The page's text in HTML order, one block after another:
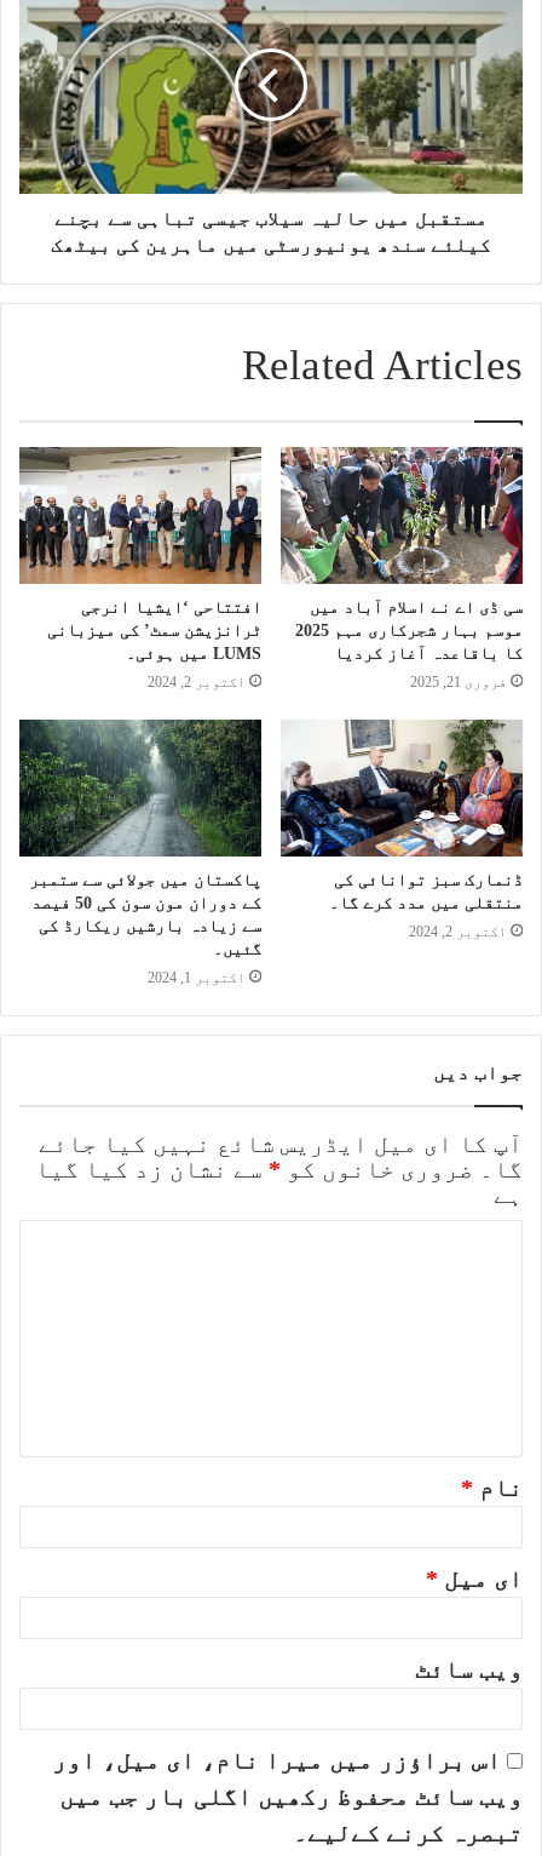
مستقبل میں حالیہ سیلاب جیسی تباہی سے بچنے
کیلئے سندھ یونیورسٹی میں ماہرین کی بیٹھک
Related Articles
سی ڈی اے نے اسلام آباد میں
موسم بہار شجرکاری مہم 2025
کا باقاعدہ آغاز کردیا
فروری 21, 2025
افتتاحی ‘ایشیا انرجی
ٹرانزیشن سمٹ’ کی میزبانی
LUMS میں ہوئی۔
اکتوبر 2, 2024
ڈنمارک سبز توانائی کی
منتقلی میں مدد کرے گا۔
اکتوبر 2, 2024
پاکستان میں جولائی سے ستمبر
کے دوران مون سون کی 50 فیصد
سے زیادہ بارشیں ریکارڈ کی
گئیں۔
اکتوبر 1, 2024
جواب دیں
آپ کا ای میل ایڈریس شائع نہیں کیا جائے
گا۔
ضروری خانوں کو * سے نشان زد کیا گیا
ہے
نام *
ای میل *
ویب‌ سائٹ
اس براؤزر میں میرا نام، ای میل، اور
ویب سائٹ محفوظ رکھیں اگلی بار جب میں
تبصرہ کرنے کےلیے۔